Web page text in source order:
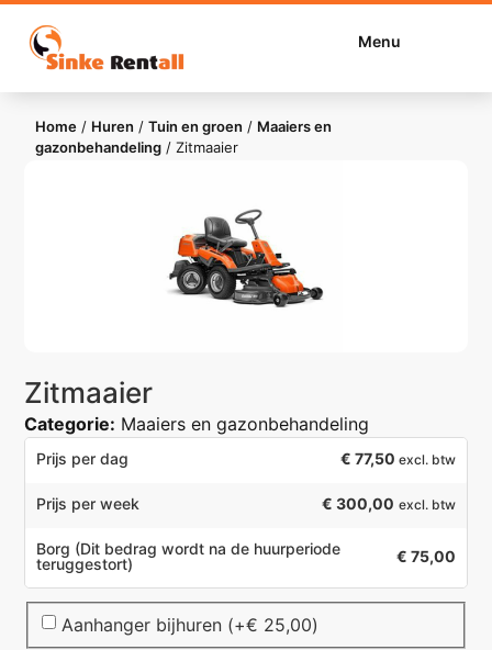
Menu
Home / Huren /Tuin en groen / Maaiers en
gazonbehandeling /Zitmaaier
Zitmaaier
Categorie: Maaiers en gazonbehandeling
Prijs per dag € 77,50 excl. btw
Prijs per week € 300,00 excl. btw
Borg (Dit bedrag wordt na de huurperiode
teruggestort)
€ 75,00
Aanhanger bijhuren (+€ 25,00)